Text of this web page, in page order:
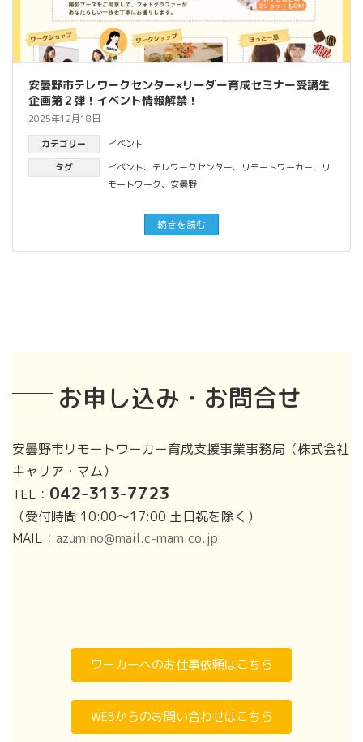
安曇野市テレワークセンター×リーダー育成セミナー受講生
企画第２弾！イベント情報解禁！
2025年12月18日
カテゴリー
イベント
タグ
イベント、 テレワークセンター、 リモートワーカー、
リ
モートワーク、 安曇野
続きを読む
お申し込み・お問合せ
安曇野市リモートワーカー育成支援事業事務局（株式会社
キャリア・マム）
TEL： 042-313-7723
（受付時間 10:00～17:00 土日祝を除く）
MAIL： azumino@mail.c-mam.co.jp
ワーカーへのお仕事依頼はこちら
WEBからのお問い合わせはこちら